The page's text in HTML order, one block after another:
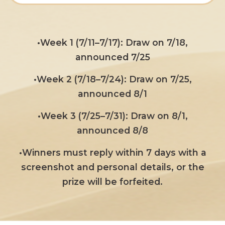
•Week 1 (7/11–7/17): Draw on 7/18,
announced 7/25
•Week 2 (7/18–7/24): Draw on 7/25,
announced 8/1
•Week 3 (7/25–7/31): Draw on 8/1,
announced 8/8
•Winners must reply within 7 days with a
screenshot and personal details, or the
prize will be forfeited.